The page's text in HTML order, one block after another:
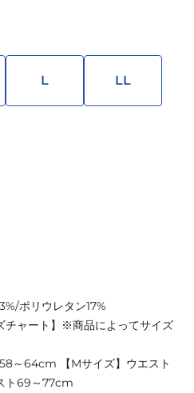
L LL
ポリウレタン17%
チャート】※商品によってサイズ
～64cm 【Mサイズ】ウエスト
ト69～77cm